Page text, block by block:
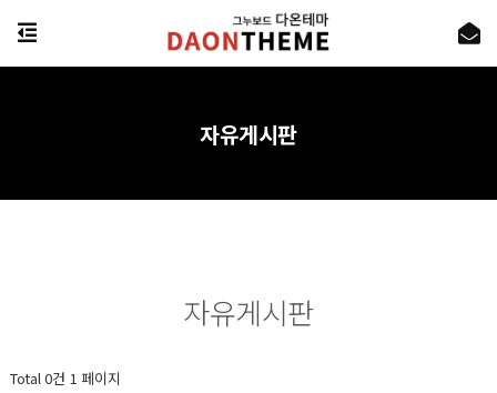
자유게시판
자유게시판
Total 0건 1 페이지